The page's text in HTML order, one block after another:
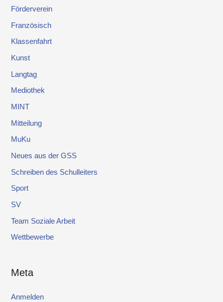
Förderverein
Französisch
Klassenfahrt
Kunst
Langtag
Mediothek
MINT
Mitteilung
MuKu
Neues aus der GSS
Schreiben des Schulleiters
Sport
SV
Team Soziale Arbeit
Wettbewerbe
Meta
Anmelden